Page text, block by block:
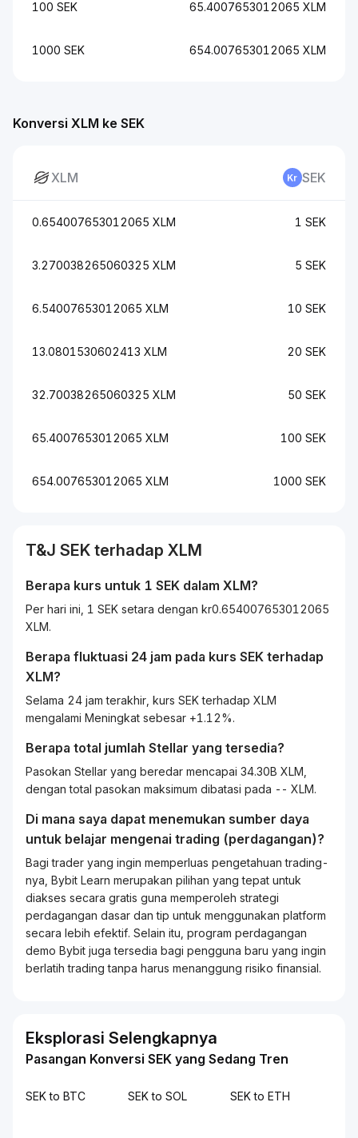
Konversi XLM ke SEK
XLM SEK
0.654007653012065 XLM 1 SEK
3.270038265060325 XLM 5 SEK
6.54007653012065 XLM 10 SEK
13.0801530602413 XLM 20 SEK
32.70038265060325 XLM 50 SEK
65.4007653012065 XLM 100 SEK
654.007653012065 XLM 1000 SEK
100 SEK 65.4007653012065 XLM
1000 SEK 654.007653012065 XLM
T&J SEK terhadap XLM
Berapa kurs untuk 1 SEK dalam XLM?
Per hari ini, 1 SEK setara dengan kr0.654007653012065
XLM.
Berapa fluktuasi 24 jam pada kurs SEK terhadap
XLM?
Selama 24 jam terakhir, kurs SEK terhadap XLM
mengalami Meningkat sebesar +1.12%.
Berapa total jumlah Stellar yang tersedia?
Pasokan Stellar yang beredar mencapai 34.30B XLM,
dengan total pasokan maksimum dibatasi pada -- XLM.
Di mana saya dapat menemukan sumber daya
untuk belajar mengenai trading (perdagangan)?
Bagi trader yang ingin memperluas pengetahuantrading-
nya, Bybit Learn merupakan pilihan yang tepat untuk
diakses secara gratis guna memperoleh strategi
perdagangan dasar dan tip untuk menggunakan platform
secara lebih efektif. Selain itu, program perdagangan
demo Bybit juga tersedia bagi pengguna baru yang ingin
berlatihtradingtanpa harus menanggung risiko finansial.
Eksplorasi Selengkapnya
Pasangan Konversi SEK yang Sedang Tren
SEK to BTC SEK to SOL SEK to ETH